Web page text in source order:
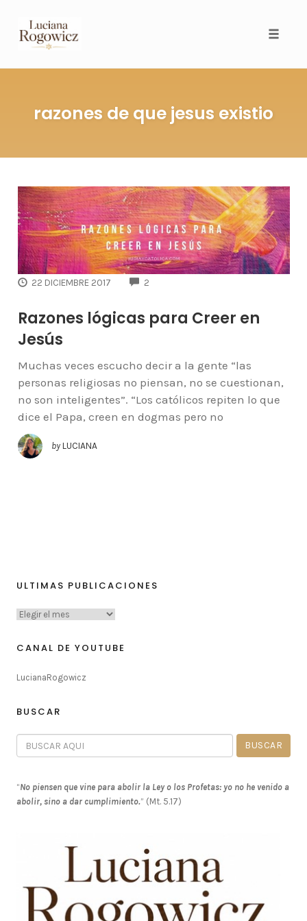
razones de que jesus existio
22 DICIEMBRE 2017 2
Razones lógicas para Creer en
Jesús
Muchas veces escucho decir a la gente “las
personas religiosas no piensan, no se cuestionan,
no son inteligentes”. “Los católicos repiten lo que
dice el Papa, creen en dogmas pero no
by LUCIANA
ULTIMAS PUBLICACIONES
CANAL DE YOUTUBE
LucianaRogowicz
BUSCAR
“No piensen que vine para abolir la Ley o los Profetas: yo no he venido a
abolir, sino a dar cumplimiento.” (Mt. 5.17)